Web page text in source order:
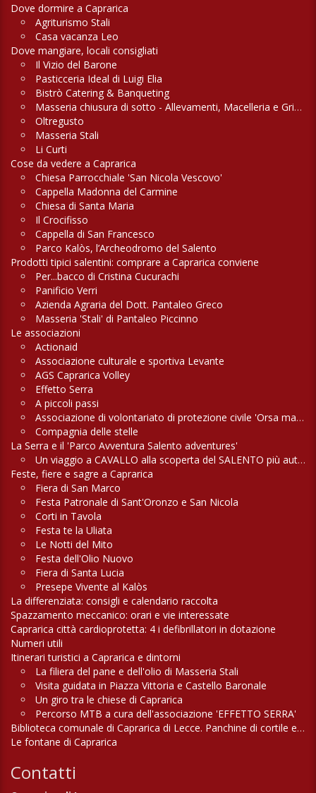
Dove dormire a Caprarica
Agriturismo Stali
Casa vacanza Leo
Dove mangiare, locali consigliati
Il Vizio del Barone
Pasticceria Ideal di Luigi Elia
Bistrò Catering & Banqueting
Masseria chiusura di sotto - Allevamenti, Macelleria e Griglieria
Oltregusto
Masseria Stali
Li Curti
Cose da vedere a Caprarica
Chiesa Parrocchiale 'San Nicola Vescovo'
Cappella Madonna del Carmine
Chiesa di Santa Maria
Il Crocifisso
Cappella di San Francesco
Parco Kalòs, l’Archeodromo del Salento
Prodotti tipici salentini: comprare a Caprarica conviene
Per...bacco di Cristina Cucurachi
Panificio Verri
Azienda Agraria del Dott. Pantaleo Greco
Masseria 'Stali' di Pantaleo Piccinno
Le associazioni
Actionaid
Associazione culturale e sportiva Levante
AGS Caprarica Volley
Effetto Serra
A piccoli passi
Associazione di volontariato di protezione civile 'Orsa maggiore'
Compagnia delle stelle
La Serra e il 'Parco Avventura Salento adventures'
Un viaggio a CAVALLO alla scoperta del SALENTO più autentico
Feste, fiere e sagre a Caprarica
Fiera di San Marco
Festa Patronale di Sant'Oronzo e San Nicola
Corti in Tavola
Festa te la Uliata
Le Notti del Mito
Festa dell'Olio Nuovo
Fiera di Santa Lucia
Presepe Vivente al Kalòs
La differenziata: consigli e calendario raccolta
Spazzamento meccanico: orari e vie interessate
Caprarica città cardioprotetta: 4 i defibrillatori in dotazione
Numeri utili
Itinerari turistici a Caprarica e dintorni
La filiera del pane e dell'olio di Masseria Stali
Visita guidata in Piazza Vittoria e Castello Baronale
Un giro tra le chiese di Caprarica
Percorso MTB a cura dell'associazione 'EFFETTO SERRA'
Biblioteca comunale di Caprarica di Lecce. Panchine di cortile e di campagna
Le fontane di Caprarica
Contatti